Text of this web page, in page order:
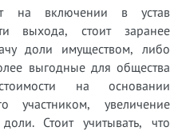
на включении в устав
выхода, стоит заранее
доли имуществом, либо
выгодные для общества
на основании
участником, увеличение
Стоит учитывать, что